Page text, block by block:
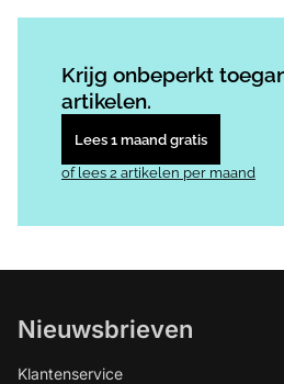
Krijg onbeperkt
artikelen.
Lees 1 maand gratis
of lees 2 artikelen per maand
Nieuwsbrieven
Klantenservice